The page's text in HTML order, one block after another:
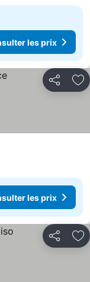
les prix
Partager
les prix
les prix
Partager